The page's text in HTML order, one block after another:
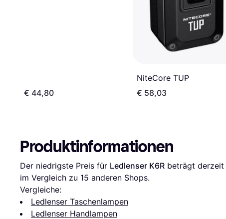
€ 44,80
NiteCore TUP
€ 58,03
Produktinformationen
Der niedrigste Preis für Ledlenser K6R beträgt derzeit
im Vergleich zu 15 anderen Shops.
Vergleiche:
Ledlenser Taschenlampen
Ledlenser Handlampen